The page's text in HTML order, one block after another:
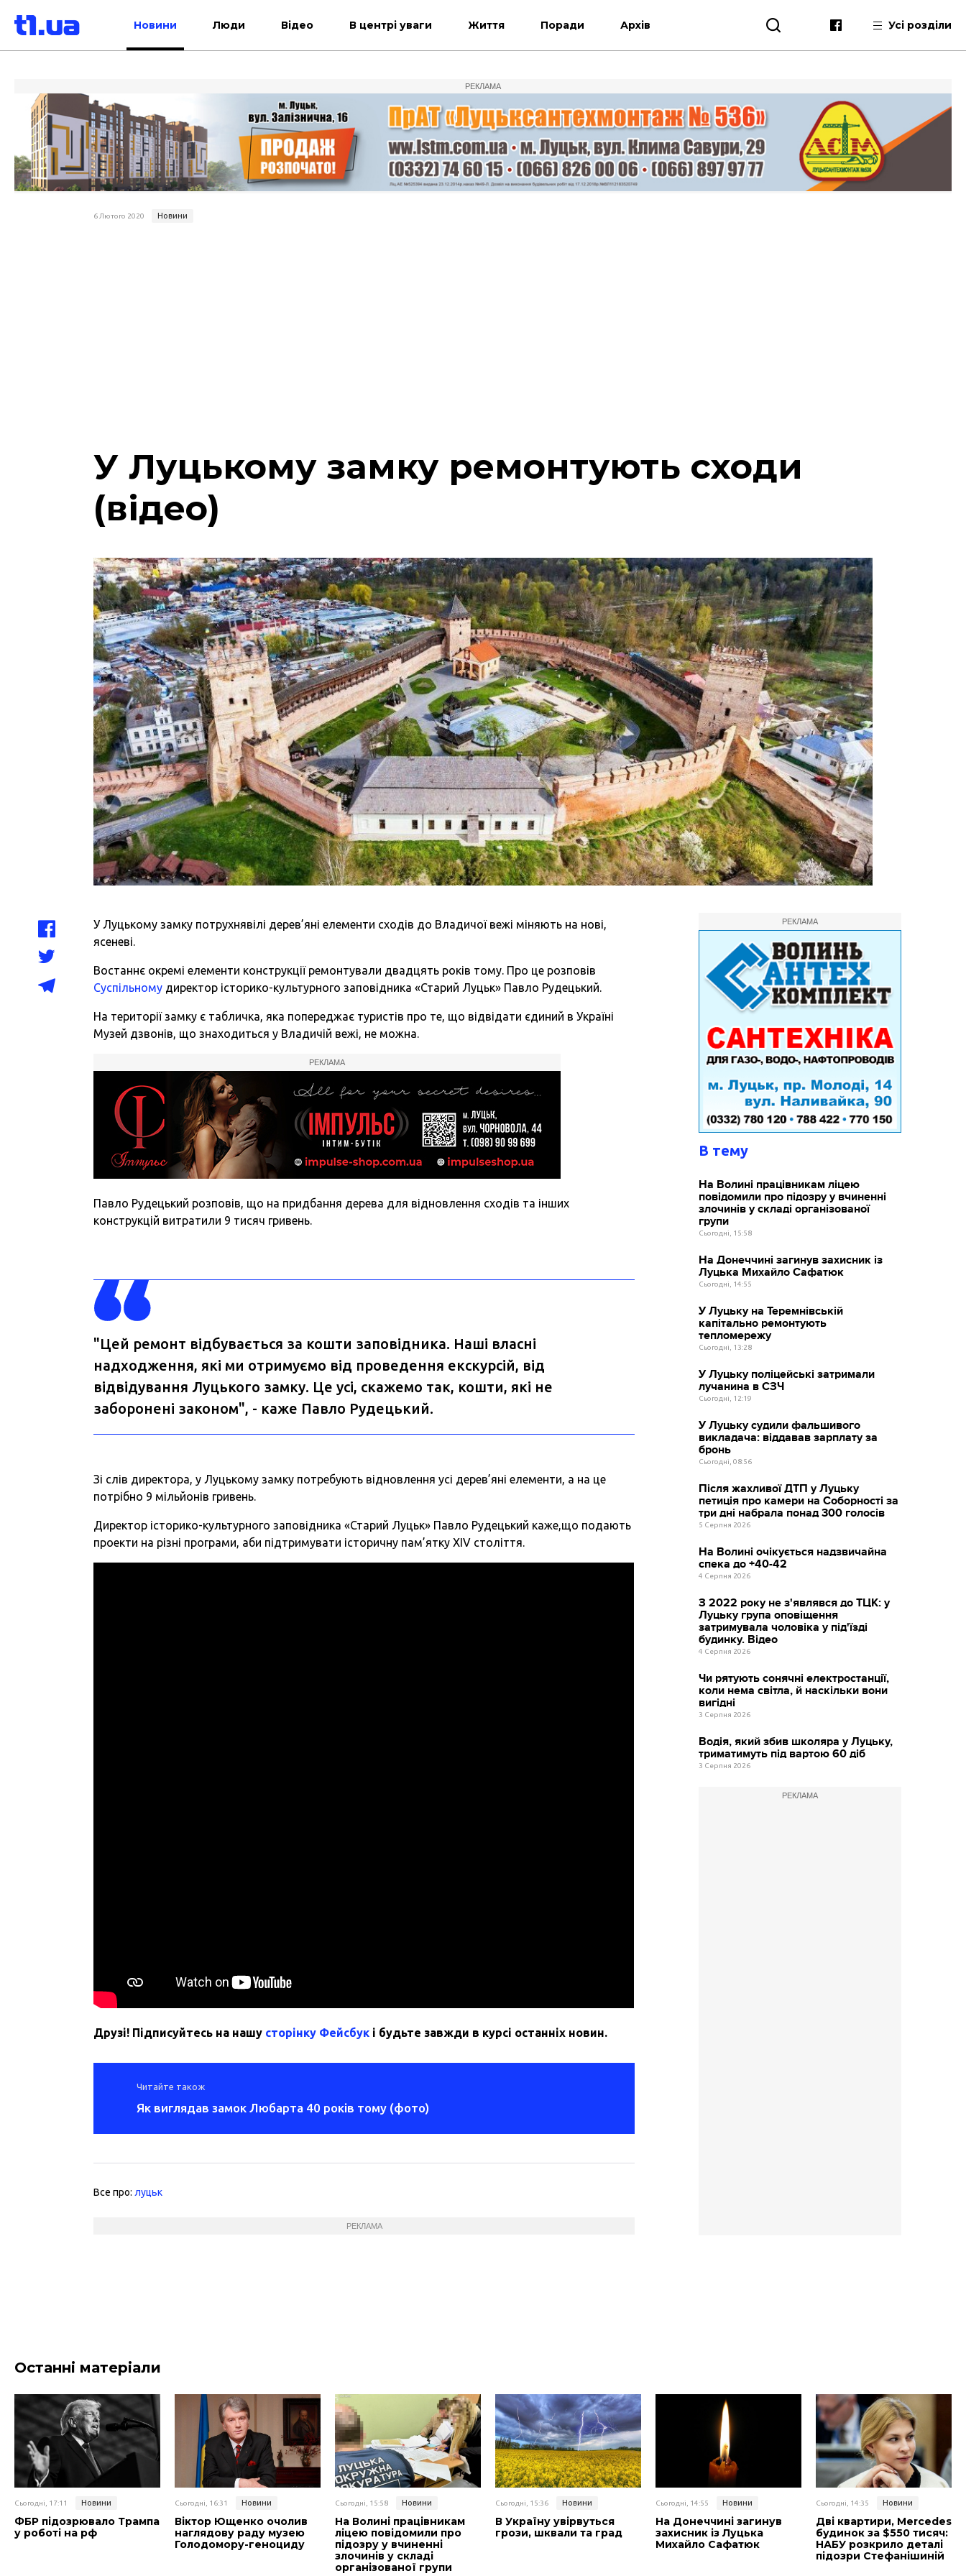
Новини Люди Відео В центрі уваги Життя Поради Архів Усі розділи
РЕКЛАМА
6 Лютого 2020 Новини
У Луцькому замку ремонтують сходи
(відео)
У Луцькому замку потрухнявілі дерев’яні елементи сходів до Владичої вежі міняють на нові,
ясеневі.
Востаннє окремі елементи конструкції ремонтували двадцять років тому. Про це розповів
Суспільному директор історико-культурного заповідника «Старий Луцьк» Павло Рудецький.
На території замку є табличка, яка попереджає туристів про те, що відвідати єдиний в Україні
Музей дзвонів, що знаходиться у Владичій вежі, не можна.
РЕКЛАМА
Павло Рудецький розповів, що на придбання дерева для відновлення сходів та інших
конструкцій витратили 9 тисяч гривень.
"Цей ремонт відбувається за кошти заповідника. Наші власні
надходження, які ми отримуємо від проведення екскурсій, від
відвідування Луцького замку. Це усі, скажемо так, кошти, які не
заборонені законом", - каже Павло Рудецький.
Зі слів директора, у Луцькому замку потребують відновлення усі дерев’яні елементи, а на це
потрібно 9 мільйонів гривень.
Директор історико-культурного заповідника «Старий Луцьк» Павло Рудецький каже,що подають
проекти на різні програми, аби підтримувати історичну пам’ятку XIV століття.
Друзі! Підписуйтесь на нашу сторінку Фейсбук і будьте завжди в курсі останніх новин.
Читайте також
Як виглядав замок Любарта 40 років тому (фото)
Все про:луцьк
РЕКЛАМА
РЕКЛАМА
В тему
На Волині працівникам ліцею
повідомили про підозру у вчиненні
злочинів у складі організованої
групи
Сьогодні, 15:58
На Донеччині загинув захисник із
Луцька Михайло Сафатюк
Сьогодні, 14:55
У Луцьку на Теремнівській
капітально ремонтують
тепломережу
Сьогодні, 13:28
У Луцьку поліцейські затримали
лучанина в СЗЧ
Сьогодні, 12:19
У Луцьку судили фальшивого
викладача: віддавав зарплату за
бронь
Сьогодні, 08:56
Після жахливої ДТП у Луцьку
петиція про камери на Соборності за
три дні набрала понад 300 голосів
5 Серпня 2026
На Волині очікується надзвичайна
спека до +40-42
4 Серпня 2026
З 2022 року не з'являвся до ТЦК: у
Луцьку група оповіщення
затримувала чоловіка у під'їзді
будинку. Відео
4 Серпня 2026
Чи рятують сонячні електростанції,
коли нема світла, й наскільки вони
вигідні
3 Серпня 2026
Водія, який збив школяра у Луцьку,
триматимуть під вартою 60 діб
3 Серпня 2026
РЕКЛАМА
Останні матеріали
Сьогодні, 17:11 Новини
ФБР підозрювало Трампа
у роботі на рф
Сьогодні, 16:31 Новини
Віктор Ющенко очолив
наглядову раду музею
Голодомору-геноциду
Сьогодні, 15:58 Новини
На Волині працівникам
ліцею повідомили про
підозру у вчиненні
злочинів у складі
організованої групи
Сьогодні, 15:36 Новини
В Україну увірвуться
грози, шквали та град
Сьогодні, 14:55 Новини
На Донеччині загинув
захисник із Луцька
Михайло Сафатюк
Сьогодні, 14:35 Новини
Дві квартири, Mercedes і
будинок за $550 тисяч:
НАБУ розкрило деталі
підозри Стефанішиній